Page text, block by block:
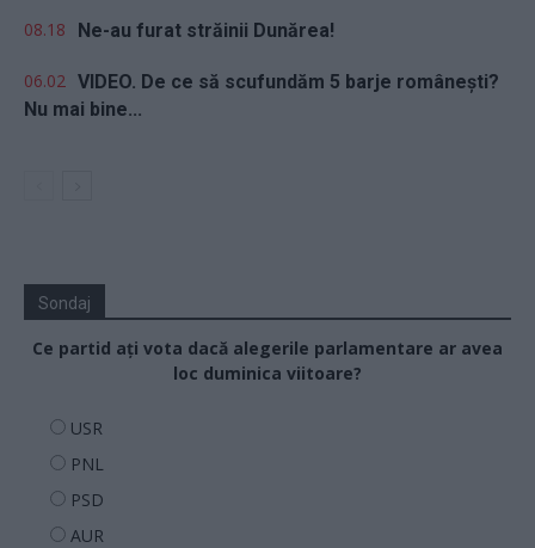
08.18 Ne-au furat străinii Dunărea!
06.02 VIDEO. De ce să scufundăm 5 barje românești?
Nu mai bine...
Sondaj
Ce partid ați vota dacă alegerile parlamentare ar avea
loc duminica viitoare?
USR
PNL
PSD
AUR